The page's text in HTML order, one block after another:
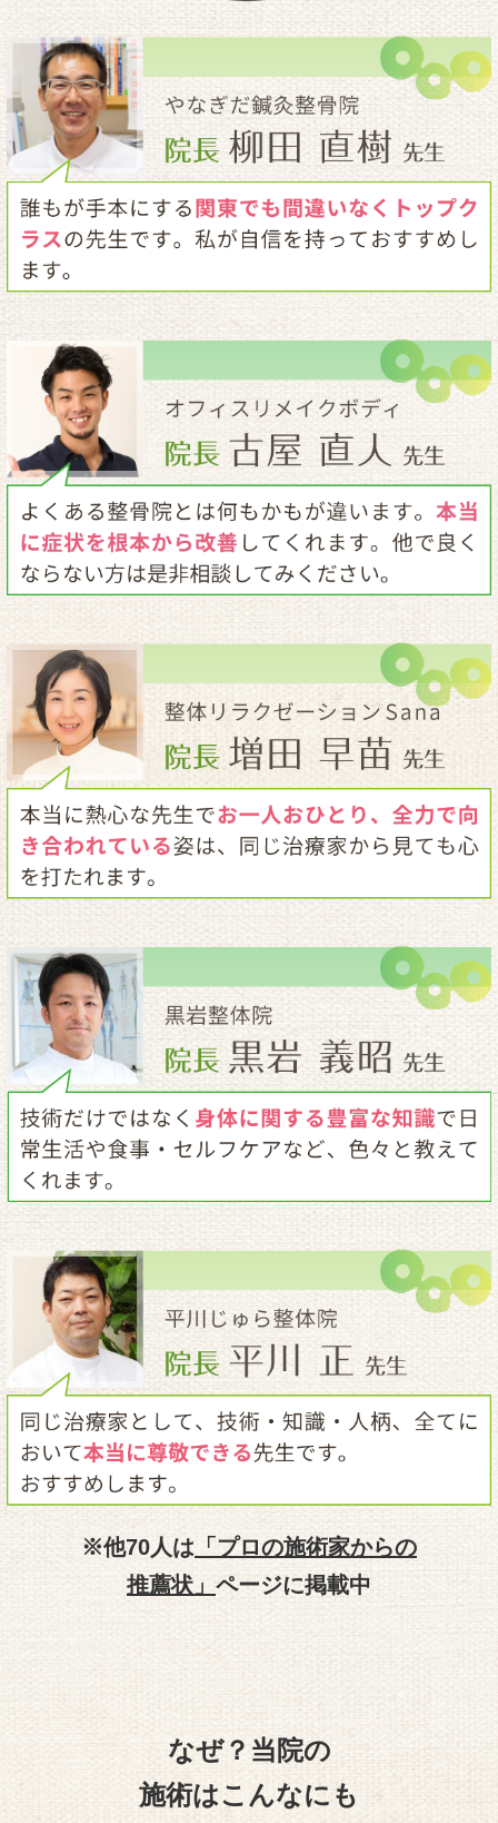
※他70人は 「プロの施術家からの
推薦状」 ページに掲載中
なぜ？当院の
施術はこんなにも